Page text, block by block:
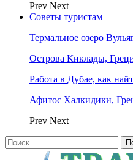
Prev Next
Советы туристам
Термальное озеро
Острова Киклады,
Работа в Дубае, как
Афитос Халкидики,
Prev Next